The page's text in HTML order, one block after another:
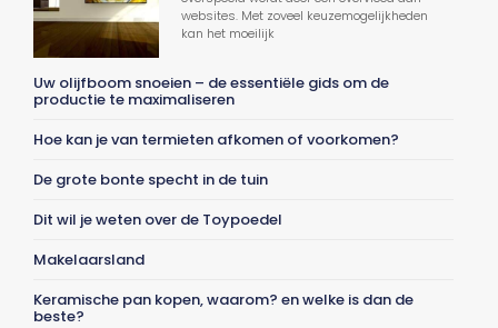
websites. Met zoveel keuzemogelijkheden
kan het moeilijk
Uw olijfboom snoeien – de essentiële gids om de
productie te maximaliseren
Hoe kan je van termieten afkomen of voorkomen?
De grote bonte specht in de tuin
Dit wil je weten over de Toypoedel
Makelaarsland
Keramische pan kopen, waarom? en welke is dan de
beste?